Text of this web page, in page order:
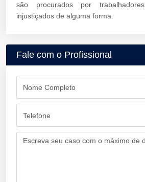
são procurados por
injustiçados de alguma forma.
Fale com o Profissional